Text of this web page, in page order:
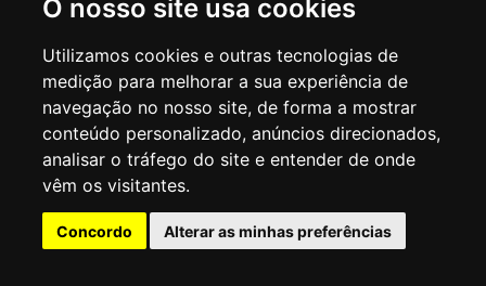
O nosso site usa cookies
Utilizamos cookies e outras tecnologias de
medição para melhorar a sua experiência de
navegação no nosso site, de forma a mostrar
conteúdo personalizado, anúncios direcionados,
analisar o tráfego do site e entender de onde
vêm os visitantes.
Concordo Alterar as minhas preferências
SECRETARIA DE EDUCAÇÃO
Rua Claudino Barbosa, 313 - Macedo - Guarulhos/SP CEP 07113-040
Central de Atendimento: *55 11 2475-7300